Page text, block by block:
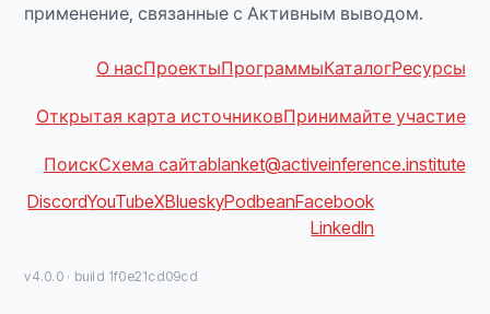
применение, связанные с Активным выводом.
О насПроектыПрограммыКаталогРесурсы
Открытая карта источниковПринимайте участие
ПоискСхема сайтаblanket@activeinference.institute
DiscordYouTubeXBlueskyPodbeanFacebook
LinkedIn
v4.0.0 · build 1f0e21cd09cd